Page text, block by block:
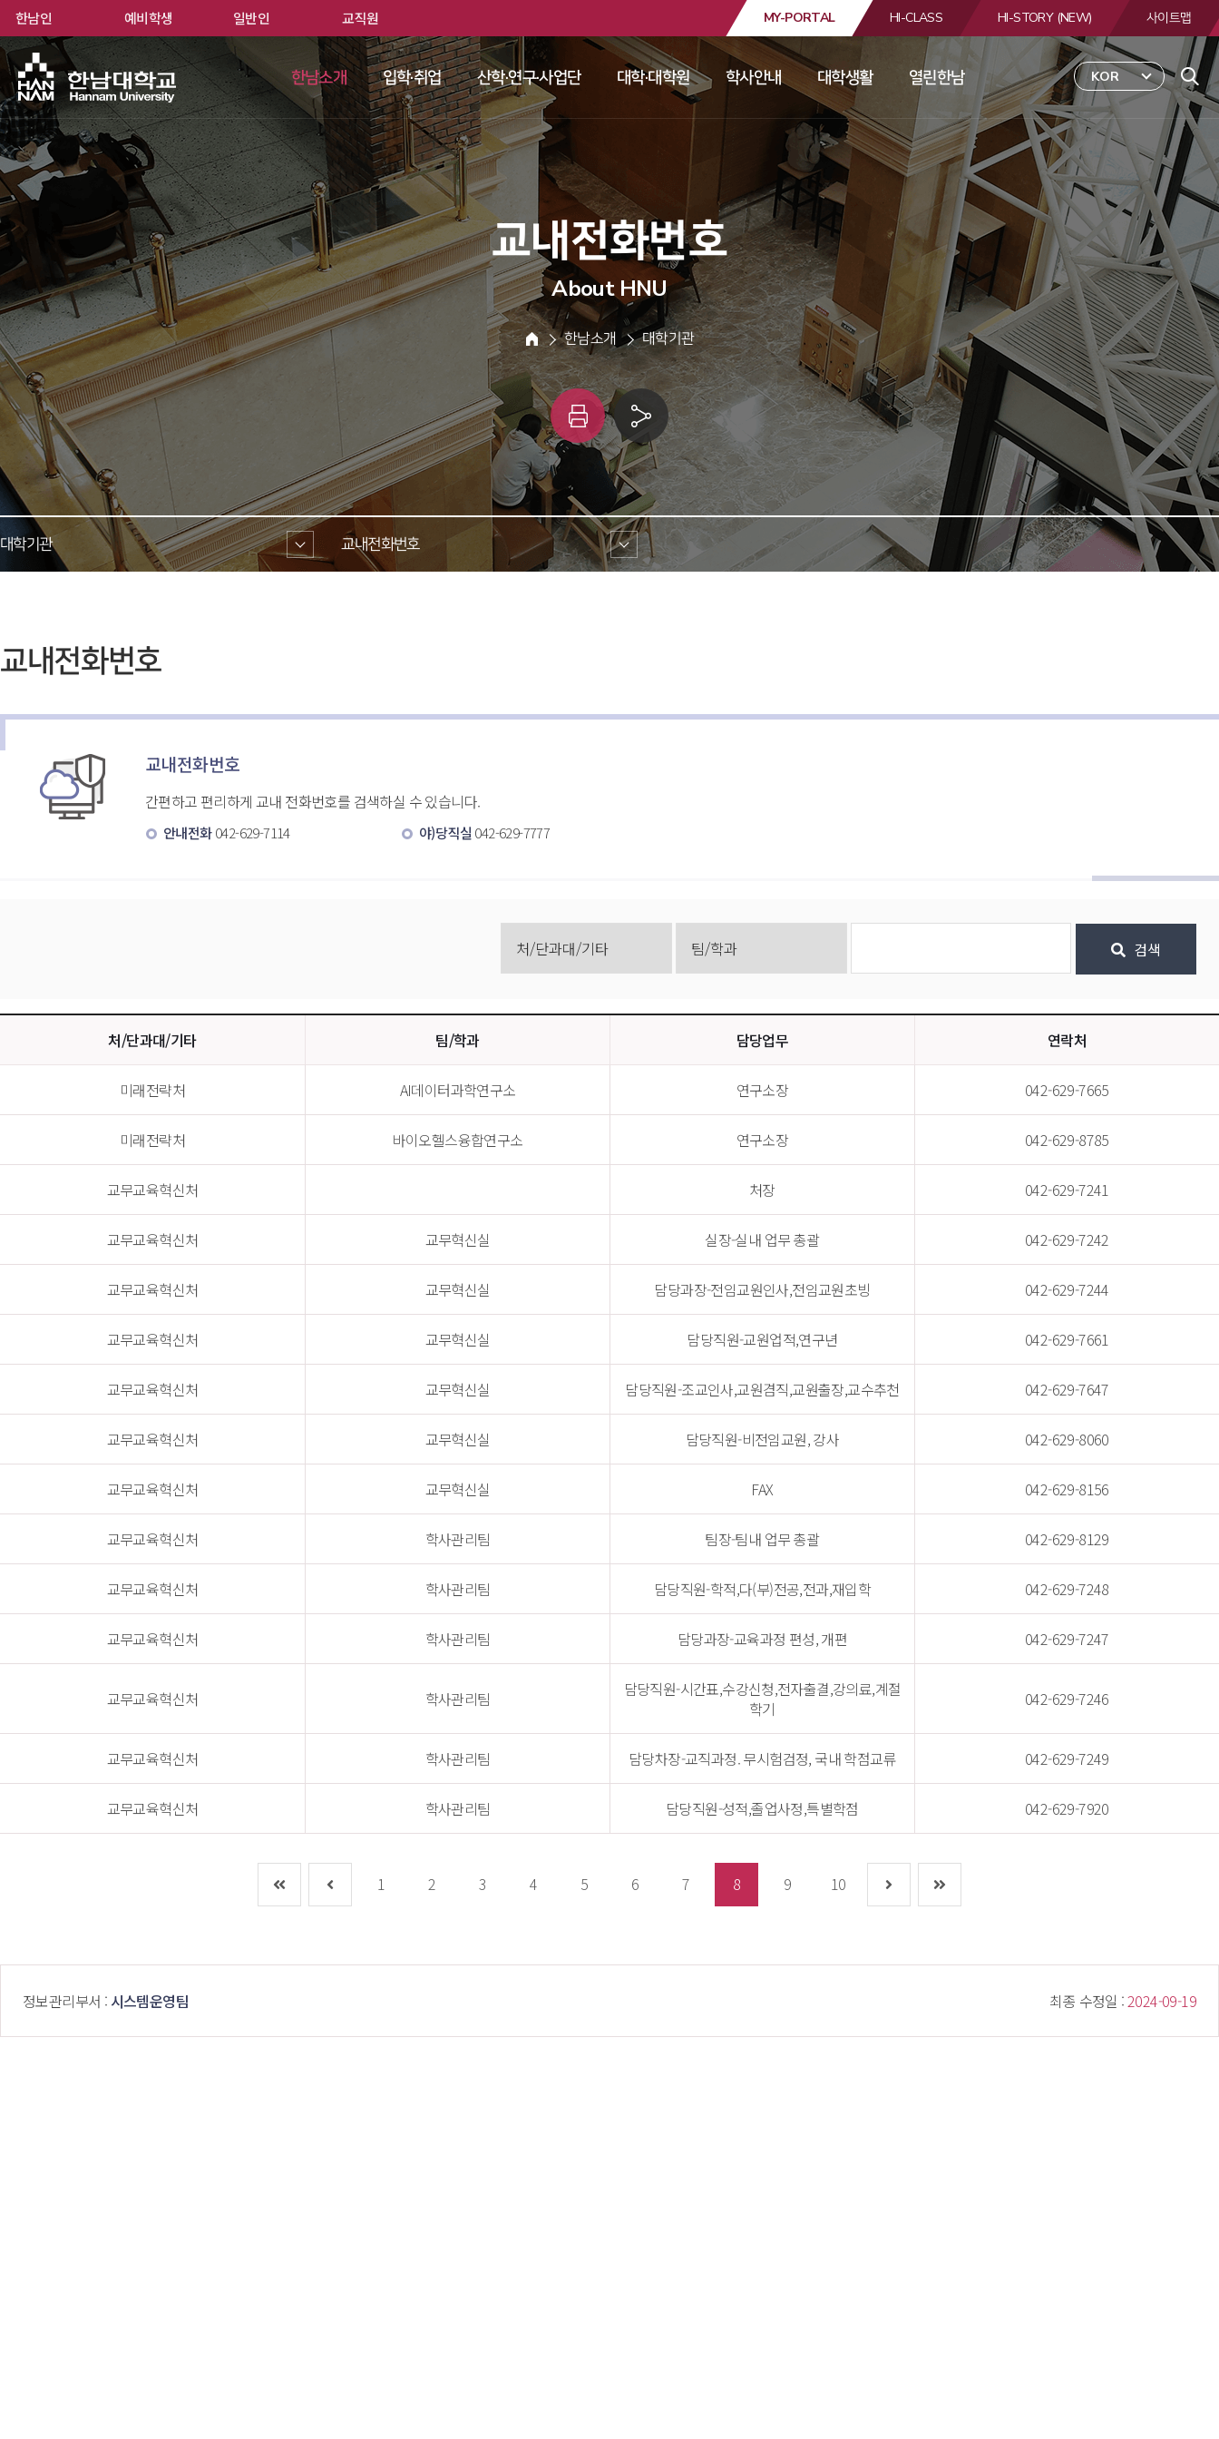
합
검
색
한남대학교
MY-PORTAL HI-CLASS HI-STORY (NEW) 사이트맵
KOR
한남소개 입학·취업 산학·연구·사업단 대학·대학원 학사안내 대학생활 열린한남
교내전화번호
About HNU
HOME
한남소개 대학기관
쇄
링
크
공유
대학기관 교내전화번호
교내전화번호
교내전화번호
간편하고 편리하게 교내 전화번호를 검색하실 수 있습니다.
안내전화 042-629-7114 야)당직실 042-629-7777
검색
처/단과대/기타 팀/학과 담당업무 연락처
미래전략처 AI데이터과학연구소 연구소장 042-629-7665
미래전략처 바이오헬스융합연구소 연구소장 042-629-8785
교무교육혁신처 처장 042-629-7241
교무교육혁신처 교무혁신실 실장-실내 업무 총괄 042-629-7242
교무교육혁신처 교무혁신실 담당과장-전임교원인사,전임교원초빙 042-629-7244
교무교육혁신처 교무혁신실 담당직원-교원업적,연구년 042-629-7661
교무교육혁신처 교무혁신실 담당직원-조교인사,교원겸직,교원출장,교수추천 042-629-7647
교무교육혁신처 교무혁신실 담당직원-비전임교원, 강사 042-629-8060
교무교육혁신처 교무혁신실 FAX 042-629-8156
교무교육혁신처 학사관리팀 팀장-팀내 업무 총괄 042-629-8129
교무교육혁신처 학사관리팀 담당직원-학적,다(부)전공,전과,재입학 042-629-7248
교무교육혁신처 학사관리팀 담당과장-교육과정 편성, 개편 042-629-7247
교무교육혁신처 학사관리팀
담당직원-시간표,수강신청,전자출결,강의료,계절
학기
042-629-7246
교무교육혁신처 학사관리팀 담당차장-교직과정. 무시험검정, 국내 학점교류 042-629-7249
교무교육혁신처 학사관리팀 담당직원-성적,졸업사정,특별학점 042-629-7920
1 2 3 4 5 6 7 8 9 10
정보관리부서 : 시스템운영팀 최종 수정일 : 2024-09-19
한남인 예비학생 일반인 교직원